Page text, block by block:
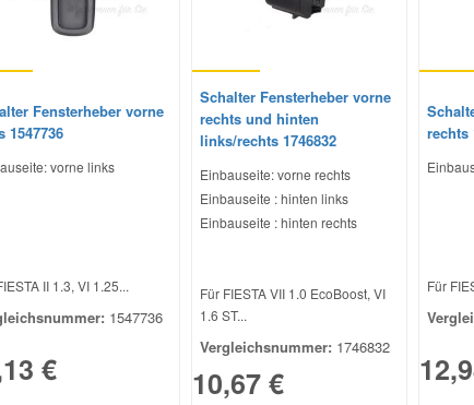
Fensterheber vorne
1547736
vorne links
II 1.3, VI 1.25...
1547736
€
Schalter Fensterheber vorne
rechts und hinten
links/rechts 1746832
Einbauseite: vorne rechts
Einbauseite : hinten links
Einbauseite : hinten rechts
Für FIESTA VII 1.0 EcoBoost, VI
1.6 ST...
Vergleichsnummer: 1746832
10,67 €
rechts
Für